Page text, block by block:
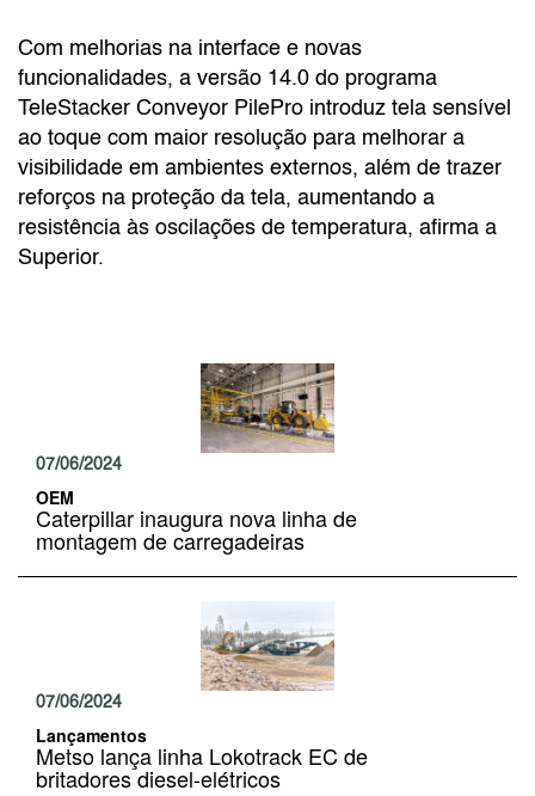
Com melhorias na interface e novas
funcionalidades, a versão 14.0 do programa
TeleStacker Conveyor PilePro introduz tela sensível
ao toque com maior resolução para melhorar a
visibilidade em ambientes externos, além de trazer
reforços na proteção da tela, aumentando a
resistência às oscilações de temperatura, afirma a
Superior.
07/06/2024
OEM
Caterpillar inaugura nova linha de
montagem de carregadeiras
07/06/2024
Lançamentos
Metso lança linha Lokotrack EC de
britadores diesel-elétricos